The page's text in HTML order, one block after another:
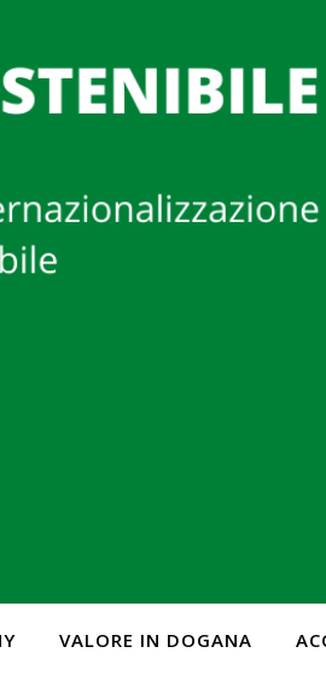
VALORE IN DOGANA